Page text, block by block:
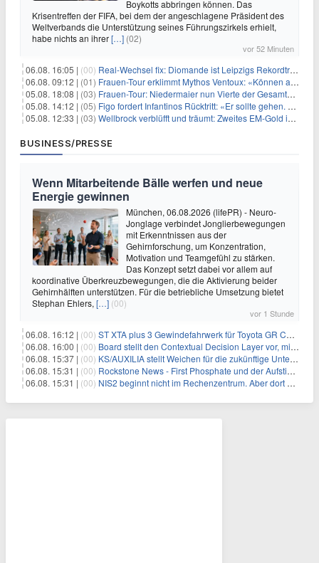
Boykotts abbringen können. Das
Krisentreffen der FIFA, bei dem der angeschlagene Präsident des
Weltverbands die Unterstützung seines Führungszirkels erhielt,
habe nichts an ihrer[…] (02)
vor 52 Minuten
06.08. 16:05 | (00) Real-Wechsel fix: Diomande ist Leipzigs Rekordtransfer
06.08. 09:12 | (01) Frauen-Tour erklimmt Mythos Ventoux: «Können alles schaffen»
05.08. 18:08 | (03) Frauen-Tour: Niedermaier nun Vierte der Gesamtwertung
05.08. 14:12 | (05) Figo fordert Infantinos Rücktritt: «Er sollte gehen. Jetzt»
05.08. 12:33 | (03) Wellbrock verblüfft und träumt: Zweites EM-Gold in Paris
BUSINESS/PRESSE
Wenn Mitarbeitende Bälle werfen und neue
Energie gewinnen
München, 06.08.2026 (lifePR) - Neuro-
Jonglage verbindet Jonglierbewegungen
mit Erkenntnissen aus der
Gehirnforschung, um Konzentration,
Motivation und Teamgefühl zu stärken.
Das Konzept setzt dabei vor allem auf
koordinative Überkreuzbewegungen, die die Aktivierung beider
Gehirnhälften unterstützen. Für die betriebliche Umsetzung bietet
Stephan Ehlers, […] (00)
vor 1 Stunde
06.08. 16:12 | (00) ST XTA plus 3 Gewindefahrwerk für Toyota GR Corolla entwickelt: Erstklassige Straßenlage in jeder Situation
06.08. 16:00 | (00) Board stellt den Contextual Decision Layer vor, mit dem Unternehmensdaten und KI-Investitionen in intelligentere Geschäftsentscheidungen umgesetzt wer
06.08. 15:37 | (00) KS/AUXILIA stellt Weichen für die zukünftige Unternehmensführung
06.08. 15:31 | (00) Rockstone News - First Phosphate und der Aufstieg der nordamerikanischen Batterie-Unabhängigkeit: Die Entstehung des Battery Valley in Québec
06.08. 15:31 | (00) NIS2 beginnt nicht im Rechenzentrum. Aber dort endet sie auch nicht.